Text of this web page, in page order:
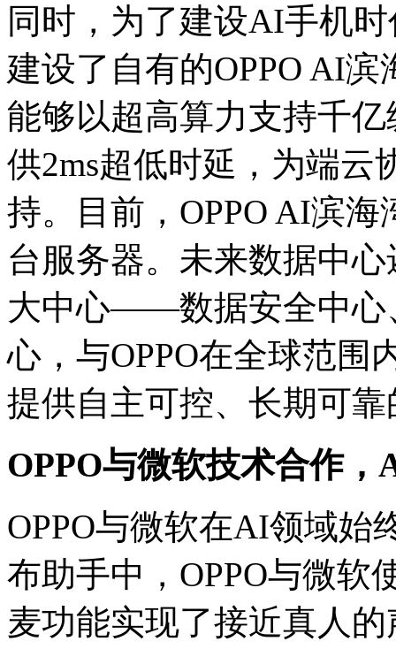
同时，为了建设AI手机
建设了自有的OPPO AI
能够以超高算力支持千
供2ms超低时延，为端云
持。目前，OPPO AI滨
台服务器。未来数据中
大中心——数据安全中心
心，与OPPO在全球范围
提供自主可控、长期可
OPPO与微软技术合作
OPPO与微软在AI领域始
布助手中，OPPO与微软
麦功能实现了接近真人